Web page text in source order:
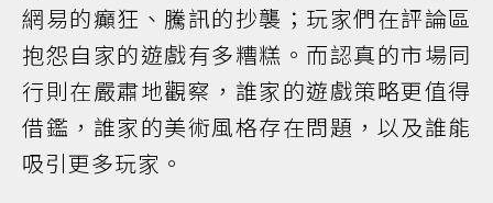
網易的癲狂、騰訊的抄襲；玩家們在評論區
抱怨自家的遊戲有多糟糕。而認真的市場同
行則在嚴肅地觀察，誰家的遊戲策略更值得
借鑑，誰家的美術風格存在問題，以及誰能
吸引更多玩家。